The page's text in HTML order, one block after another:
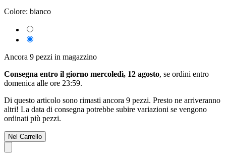
Colore: bianco
Ancora 9 pezzi in magazzino
Consegna entro il giorno mercoledì, 12 agosto, se ordini entro
domenica alle ore 23:59.
Di questo articolo sono rimasti ancora 9 pezzi. Presto ne arriveranno
altri! La data di consegna potrebbe subire variazioni se vengono
ordinati più pezzi.
Nel Carrello